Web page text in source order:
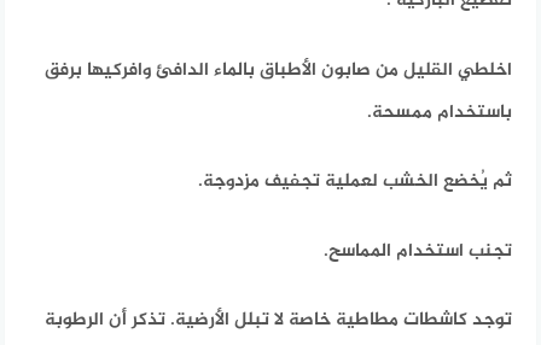
اخلطي القليل من صابون الأطباق بالماء الدافئ وافركيها برفق
باستخدام ممسحة.
ثم يُخضع الخشب لعملية تجفيف مزدوجة.
تجنب استخدام المماسح.
توجد كاشطات مطاطية خاصة لا تبلل الأرضية. تذكر أن الرطوبة